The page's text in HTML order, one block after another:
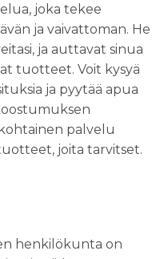
joka tekee
ja vaivattoman. He
ja auttavat sinua
tuotteet. Voit kysyä
ja pyytää apua
palvelu
joita tarvitset.
henkilökunta on